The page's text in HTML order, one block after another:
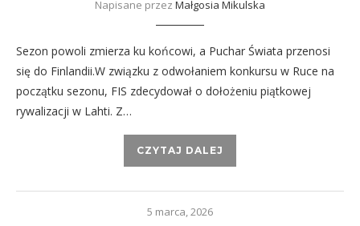
Napisane przez Małgosia Mikulska
Sezon powoli zmierza ku końcowi, a Puchar Świata przenosi
się do Finlandii.W związku z odwołaniem konkursu w Ruce na
początku sezonu, FIS zdecydował o dołożeniu piątkowej
rywalizacji w Lahti. Z…
CZYTAJ DALEJ
5 marca, 2026